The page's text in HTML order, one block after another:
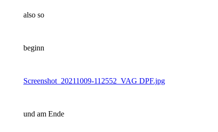
also so
beginn
Screenshot_20211009-112552_VAG DPF.jpg
und am Ende